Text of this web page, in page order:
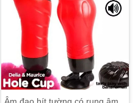
Âm đạo hít tường có rung âm